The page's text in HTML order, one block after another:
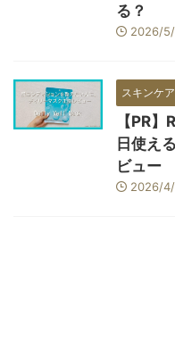
る？
2026/
スキンケア
【PR
日使え
ビュー
2026/